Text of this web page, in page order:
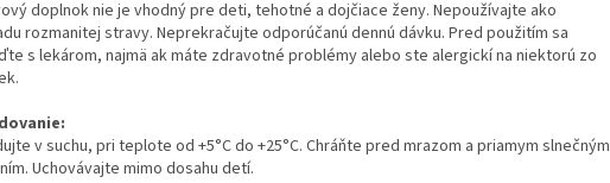
doplnok nie je vhodný pre deti, tehotné a dojčiace ženy. Nepoužívajte ako
rozmanitej stravy. Neprekračujte odporúčanú dennú dávku. Pred použitím sa
s lekárom, najmä ak máte zdravotné problémy alebo ste alergickí na niektorú zo
v suchu, pri teplote od +5°C do +25°C. Chráňte pred mrazom a priamym slnečným
Uchovávajte mimo dosahu detí.